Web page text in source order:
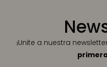
¡Unite a nuestra